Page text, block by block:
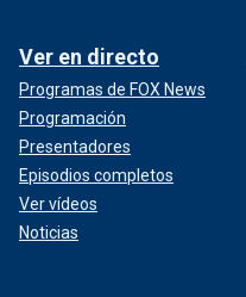
Ver en directo
Programas de FOX News
Programación
Presentadores
Episodios completos
Ver vídeos
Noticias